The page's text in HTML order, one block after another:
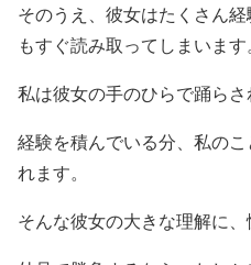
そのうえ、彼女はたくさん
もすぐ読み取ってしまいます
私は彼女の手のひらで踊らさ
経験を積んでいる分、私の
れます。
そんな彼女の大きな理解に、